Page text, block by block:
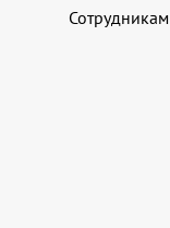
Сотрудникам